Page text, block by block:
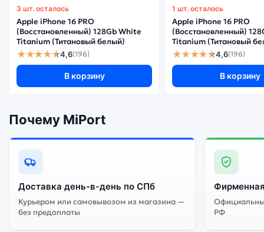
3 шт. осталось
Apple iPhone 16 PRO
(Восстановленный) 128Gb White
Titanium (Титановый белый)
★★★★★4,6(196)
В корзину
1 шт. осталось
Apple iPhone 16 PRO
(Восстановленный)
Titanium (Титановый
★★★★★4,6(196)
В корзину
Почему MiPort
Доставка день-в-день по СПб
Курьером или самовывозом из магазина —
без предоплаты
РФ